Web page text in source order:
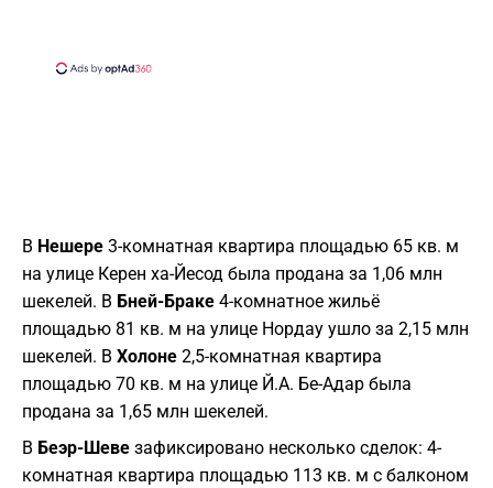
В Нешере 3-комнатная квартира площадью 65 кв. м
на улице Керен ха-Йесод была продана за 1,06 млн
шекелей. В Бней-Браке 4-комнатное жильё
площадью 81 кв. м на улице Нордау ушло за 2,15 млн
шекелей. В Холоне 2,5-комнатная квартира
площадью 70 кв. м на улице Й.А. Бе-Адар была
продана за 1,65 млн шекелей.
В Беэр-Шеве зафиксировано несколько сделок: 4-
комнатная квартира площадью 113 кв. м с балконом